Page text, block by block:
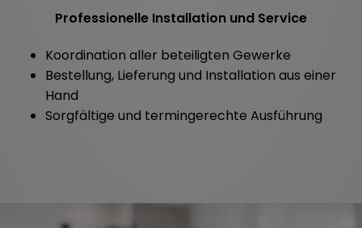
Professionelle Installation und Service
Koordination aller beteiligten Gewerke
Bestellung, Lieferung und Installation aus einer
Hand
Sorgfältige und termingerechte Ausführung